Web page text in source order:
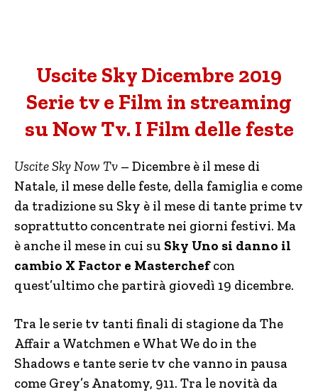
Uscite Sky Dicembre 2019
Serie tv e Film in streaming
su Now Tv. I Film delle feste
Uscite Sky Now Tv – Dicembre è il mese di
Natale, il mese delle feste, della famiglia e come
da tradizione su Sky è il mese di tante prime tv
soprattutto concentrate nei giorni festivi. Ma
è anche il mese in cui su Sky Uno si danno il
cambio X Factor e Masterchefcon
quest’ultimo che partirà giovedì 19 dicembre.
Tra le serie tv tanti finali di stagione da The
Affair a Watchmen e What We do in the
Shadows e tante serie tv che vanno in pausa
come Grey’s Anatomy, 911. Tra le novità da